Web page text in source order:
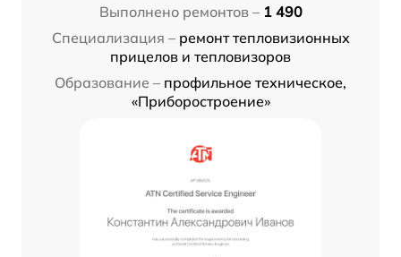
Выполнено ремонтов – 1 490
Специализация – ремонт тепловизионных
прицелов и тепловизоров
Образование – профильное техническое,
«Приборостроение»